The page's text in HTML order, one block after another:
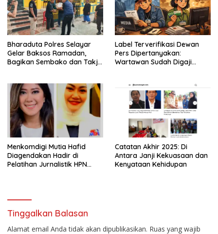
Bharaduta Polres Selayar
Gelar Baksos Ramadan,
Bagikan Sembako dan Takjil
Label Terverifikasi Dewan
Pers Dipertanyakan:
Wartawan Sudah Digaji
Menkomdigi Mutia Hafid
Diagendakan Hadir di
Pelatihan Jurnalistik HPN
‎Catatan Akhir 2025: Di
Antara Janji Kekuasaan dan
Kenyataan Kehidupan
Tinggalkan Balasan
Alamat email Anda tidak akan dipublikasikan. Ruas yang wajib